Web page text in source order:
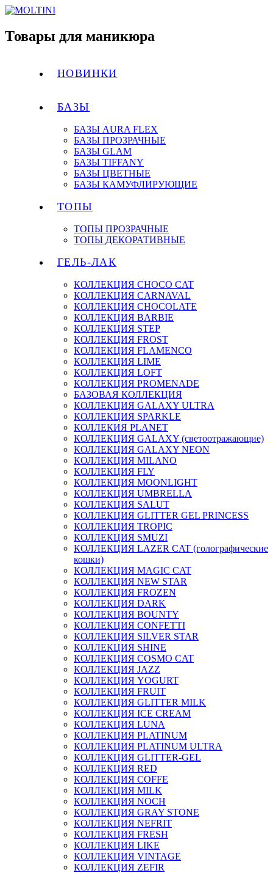
Товары для маникюра
НОВИНКИ
БАЗЫ
БАЗЫ AURA FLEX
БАЗЫ ПРОЗРАЧНЫЕ
БАЗЫ GLAM
БАЗЫ TIFFANY
БАЗЫ ЦВЕТНЫЕ
БАЗЫ КАМУФЛИРУЮЩИЕ
ТОПЫ
ТОПЫ ПРОЗРАЧНЫЕ
ТОПЫ ДЕКОРАТИВНЫЕ
ГЕЛЬ-ЛАК
КОЛЛЕКЦИЯ CHOCO CAT
КОЛЛЕКЦИЯ CARNAVAL
КОЛЛЕКЦИЯ CHOCOLATE
КОЛЛЕКЦИЯ BARBIE
КОЛЛЕКЦИЯ STEP
КОЛЛЕКЦИЯ FROST
КОЛЛЕКЦИЯ FLAMENCO
КОЛЛЕКЦИЯ LIME
КОЛЛЕКЦИЯ LOFT
КОЛЛЕКЦИЯ PROMENADE
БАЗОВАЯ КОЛЛЕКЦИЯ
КОЛЛЕКЦИЯ GALAXY ULTRA
КОЛЛЕКЦИЯ SPARKLE
КОЛЛЕКИЯ PLANET
КОЛЛЕКЦИЯ GALAXY (светоотражающие)
КОЛЛЕКЦИЯ GALAXY NEON
КОЛЛЕКЦИЯ MILANO
КОЛЛЕКЦИЯ FLY
КОЛЛЕКЦИЯ MOONLIGHT
КОЛЛЕКЦИЯ UMBRELLA
КОЛЛЕКЦИЯ SALUT
КОЛЛЕКЦИЯ GLITTER GEL PRINCESS
КОЛЛЕКЦИЯ TROPIC
КОЛЛЕКЦИЯ SMUZI
КОЛЛЕКЦИЯ LAZER CAT (голографические
кошки)
КОЛЛЕКЦИЯ MAGIC CAT
КОЛЛЕКЦИЯ NEW STAR
КОЛЛЕКЦИЯ FROZEN
КОЛЛЕКЦИЯ DARK
КОЛЛЕКЦИЯ BOUNTY
КОЛЛЕКЦИЯ CONFETTI
КОЛЛЕКЦИЯ SILVER STAR
КОЛЛЕКЦИЯ SHINE
КОЛЛЕКЦИЯ COSMO CAT
КОЛЛЕКЦИЯ JAZZ
КОЛЛЕКЦИЯ YOGURT
КОЛЛЕКЦИЯ FRUIT
КОЛЛЕКЦИЯ GLITTER MILK
КОЛЛЕКЦИЯ ICE CREAM
КОЛЛЕКЦИЯ LUNA
КОЛЛЕКЦИЯ PLATINUM
КОЛЛЕКЦИЯ PLATINUM ULTRA
КОЛЛЕКЦИЯ GLITTER-GEL
КОЛЛЕКЦИЯ RED
КОЛЛЕКЦИЯ COFFE
КОЛЛЕКЦИЯ MILK
КОЛЛЕКЦИЯ NOCH
КОЛЛЕКЦИЯ GRAY STONE
КОЛЛЕКЦИЯ NEFRIT
КОЛЛЕКЦИЯ FRESH
КОЛЛЕКЦИЯ LIKE
КОЛЛЕКЦИЯ VINTAGE
КОЛЛЕКЦИЯ ZEFIR